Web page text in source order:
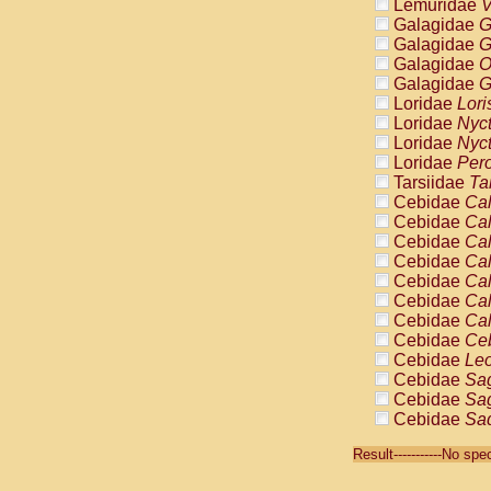
Lemuridae
Galagidae
Galagidae
Galagidae
Galagidae
Loridae
Loridae
Loridae
Loridae
Tarsiidae
Cebidae
Cebidae
Cebidae
Cebidae
Cebidae
Cebidae
Cebidae
Cebidae
Cebidae
Cebidae
Cebidae
Cebidae
Cebidae
Result-----------No